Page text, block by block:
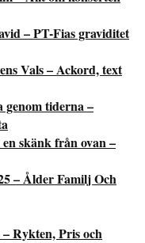
– PT-Fias graviditet
Vals – Ackord, text
genom tiderna –
skänk från ovan –
– Ålder Familj Och
– Rykten, Pris och